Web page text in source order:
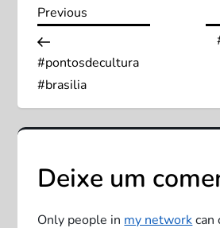
N
a
v
e
g
a
Previous
Post
Previous
#pontosdecultura
#brasilia
Deixe um
Only people inmy networkcan